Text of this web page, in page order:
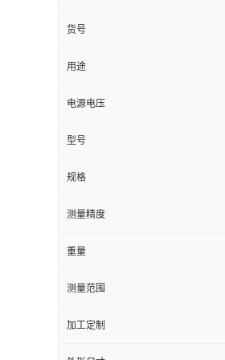
货号
用途
电源电压
型号
规格
测量精度
重量
测量范围
加工定制